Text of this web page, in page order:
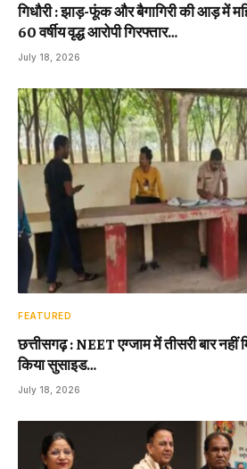
गिधौरी : झाड़-फूंक और बैगागिरी की आड़ में
60 वर्षीय वृद्ध आरोपी गिरफ्तार…
July 18, 2026
FEATURED
छत्तीसगढ़ : NEET एग्जाम में तीसरी बार नहीं
किया सुसाइड…
July 18, 2026